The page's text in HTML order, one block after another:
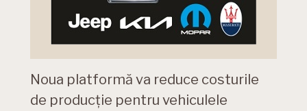
Noua platformă va reduce costurile
de producție pentru vehiculele